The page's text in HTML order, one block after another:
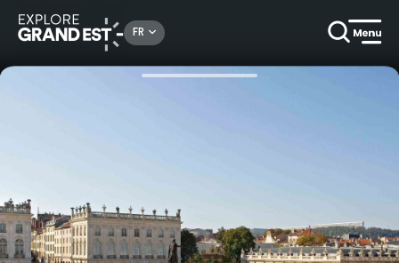
FR
Hôtels Hôtel Mercure à Nancy Centre